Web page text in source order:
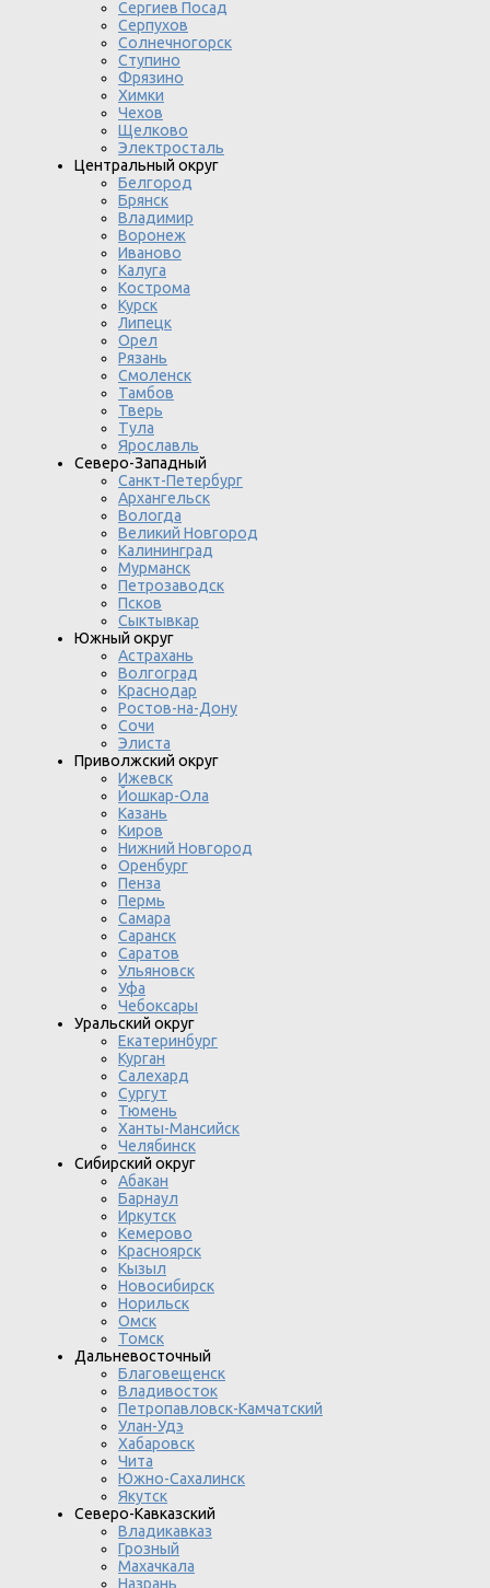
Сергиев Посад
Серпухов
Солнечногорск
Ступино
Фрязино
Химки
Чехов
Щелково
Электросталь
Центральный округ
Белгород
Брянск
Владимир
Воронеж
Иваново
Калуга
Кострома
Курск
Липецк
Орел
Рязань
Смоленск
Тамбов
Тверь
Тула
Ярославль
Северо-Западный
Санкт-Петербург
Архангельск
Вологда
Великий Новгород
Калининград
Мурманск
Петрозаводск
Псков
Сыктывкар
Южный округ
Астрахань
Волгоград
Краснодар
Ростов-на-Дону
Сочи
Элиста
Приволжский округ
Ижевск
Йошкар-Ола
Казань
Киров
Нижний Новгород
Оренбург
Пенза
Пермь
Самара
Саранск
Саратов
Ульяновск
Уфа
Чебоксары
Уральский округ
Екатеринбург
Курган
Салехард
Сургут
Тюмень
Ханты-Мансийск
Челябинск
Сибирский округ
Абакан
Барнаул
Иркутск
Кемерово
Красноярск
Кызыл
Новосибирск
Норильск
Омск
Томск
Дальневосточный
Благовещенск
Владивосток
Петропавловск-Камчатский
Улан-Удэ
Хабаровск
Чита
Южно-Сахалинск
Якутск
Северо-Кавказский
Владикавказ
Грозный
Махачкала
Назрань